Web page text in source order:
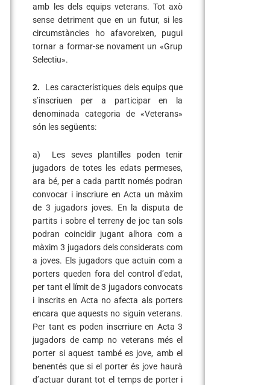
amb les dels equips veterans. Tot axò
sense detriment que en un futur, si les
circumstàncies ho afavoreixen, pugui
tornar a formar-se novament un «Grup
Selectiu».
2. Les característiques dels equips que
s’inscriuen per a participar en la
denominada categoria de «Veterans»
són les següents:
a) Les seves plantilles poden tenir
jugadors de totes les edats permeses,
ara bé, per a cada partit només podran
convocar i inscriure en Acta un màxim
de 3 jugadors joves. En la disputa de
partits i sobre el terreny de joc tan sols
podran coincidir jugant alhora com a
màxim 3 jugadors dels considerats com
a joves. Els jugadors que actuin com a
porters queden fora del control d’edat,
per tant el límit de 3 jugadors convocats
i inscrits en Acta no afecta als porters
encara que aquests no siguin veterans.
Per tant es poden inscrriure en Acta 3
jugadors de camp no veterans més el
porter si aquest també es jove, amb el
benentés que si el porter és jove haurà
d’actuar durant tot el temps de porter i